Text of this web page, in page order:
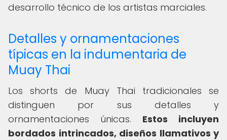
desarrollo técnico de los artistas marciales.
Detalles y ornamentaciones
típicas en la indumentaria de
Muay Thai
Los shorts de Muay Thai tradicionales se
distinguen por sus detalles y
ornamentaciones únicas. Estos incluyen
bordados intrincados, diseños llamativos y